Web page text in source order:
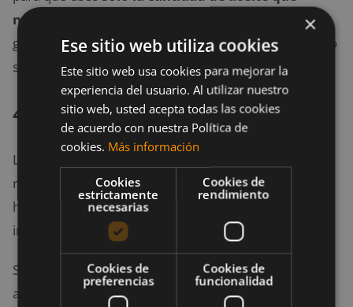
necesites
. De este modo todavía obtendrás algunas
grasas no saturadas saludables para el corazón, pero
sin tantas calorías.
4. Cocedora de huevos
Las personas que comienzan el día con un desayuno
rico en proteínas como los huevos, tienen menos
hambre y pierden más peso que aquellos que
ingieren carbohidratos en cereal, pan o pastelería.
Si eres de los que ingieren normalmente este
alimento tan saludable,
una cocedora de huevos
×
Ese sitio web utiliza cookies
Este sitio web usa cookies para mejorar la
experiencia del usuario. Al utilizar nuestro
sitio web, usted acepta todas las cookies
de acuerdo con nuestra Política de
cookies. Más información
Cookies
estrictamente
necesarias
Cookies de
rendimiento
Cookies de
preferencias
Cookies de
funcionalidad